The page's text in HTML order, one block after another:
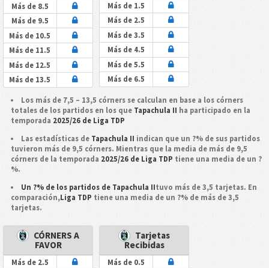
Más de 8.5
Más de 9.5
Más de 10.5
Más de 11.5
Más de 12.5
Más de 13.5
Más de 1.5
Más de 2.5
Más de 3.5
Más de 4.5
Más de 5.5
Más de 6.5
Los más de 7,5 – 13,5 córners se calculan en base a los córners
totales de los partidos en los que Tapachula II ha participado en la
temporada 2025/26 de Liga TDP
Las estadísticas de Tapachula II indican que un ?% de sus partidos
tuvieron más de 9,5 córners. Mientras que la media de más de 9,5
córners de la temporada 2025/26 de Liga TDP tiene una media de un ?
%.
Un ?% de los partidos de Tapachula IItuvo más de 3,5 tarjetas. En
comparación,Liga TDP tiene una media de un ?% de más de 3,5
tarjetas.
CÓRNERS A
FAVOR
Más de 2.5
Tarjetas
Recibidas
Más de 0.5